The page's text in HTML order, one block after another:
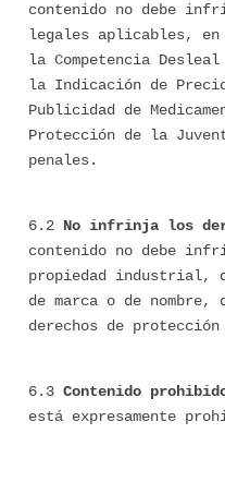
contenido no debe
legales aplicables,
la Competencia
la Indicación de
Publicidad de
Protección de la
penales.
6.2 No infrinja los
contenido no debe
propiedad industrial,
de marca o de nombre,
derechos de
6.3 Contenido
está expresamente